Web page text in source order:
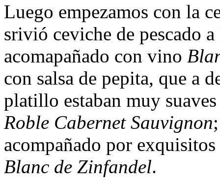
Luego empezamos con la
srivió ceviche de pescado
acomapañado con vino
con salsa de pepita, que a
platillo estaban muy
Roble Cabernet Sauvignon
acompañado por
Blanc de Zinfandel.